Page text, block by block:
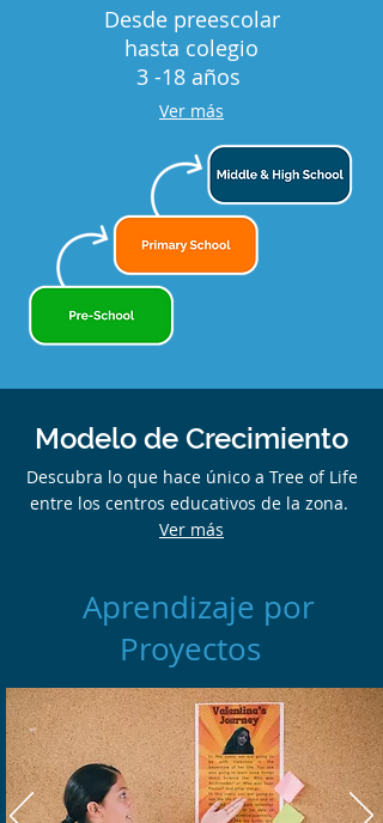
Desde preescolar
hasta colegio
3 -18 años
Ver más
Modelo de Crecimiento
Descubra lo que hace único a Tree of Life
entre los centros educativos de la zona.
Ver más
Aprendizaje por
Proyectos